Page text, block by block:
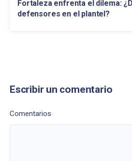
Fortaleza enfrenta el dilema:
defensores en el plantel?
Escribir un comentario
Comentarios